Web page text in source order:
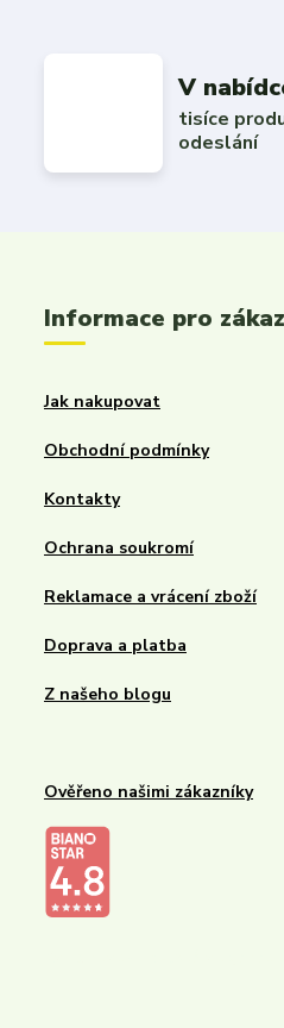
V
tisíce
odeslání
Informace pro
Jak nakupovat
Obchodní podmínky
Kontakty
Ochrana soukromí
Reklamace a vrácení zboží
Doprava a platba
Z našeho blogu
Ověřeno našimi zákazníky